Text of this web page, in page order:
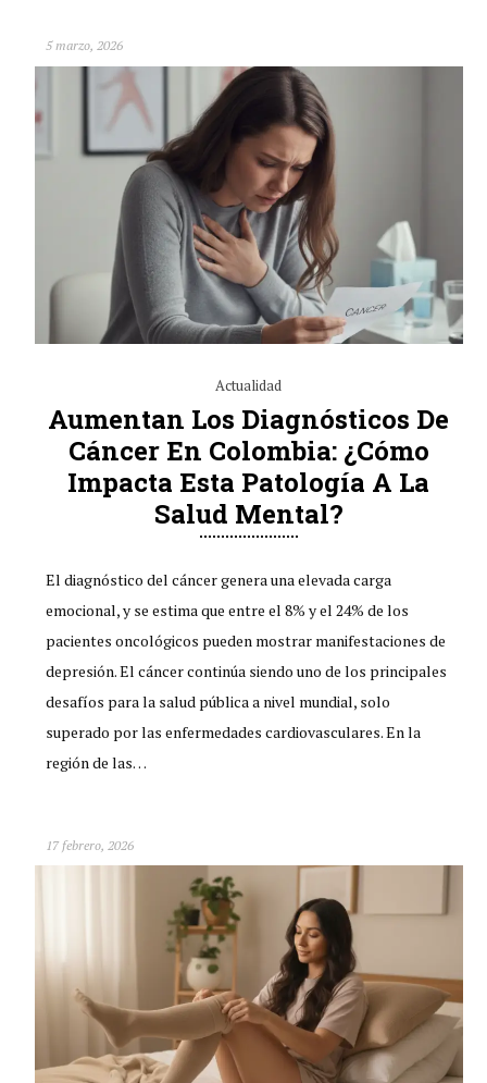
5 marzo, 2026
Actualidad
Aumentan Los Diagnósticos De
Cáncer En Colombia: ¿cómo
Impacta Esta Patología A La
Salud Mental?
El diagnóstico del cáncer genera una elevada carga
emocional, y se estima que entre el 8% y el 24% de los
pacientes oncológicos pueden mostrar manifestaciones de
depresión. El cáncer continúa siendo uno de los principales
desafíos para la salud pública a nivel mundial, solo
superado por las enfermedades cardiovasculares. En la
región de las…
17 febrero, 2026